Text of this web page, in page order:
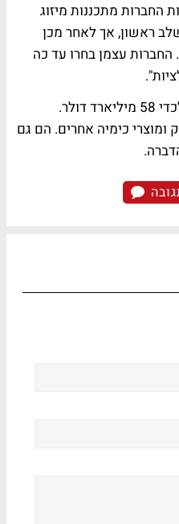
החברות מתכננות מיזוג
ראשון, אך לאחר מכן
עצמן בחרו עד כה
שווי שתי החברות ביחד מגיע לכדי 58 מיליארד דולר.
ומוצרי כימיה אחרים. הם גם